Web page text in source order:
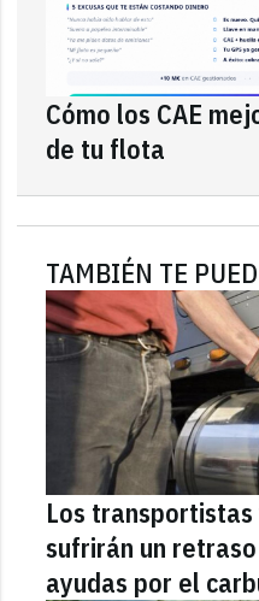
Cómo los CAE
de tu flota
TAMBIÉN TE
Los
sufrirán un
ayudas por el